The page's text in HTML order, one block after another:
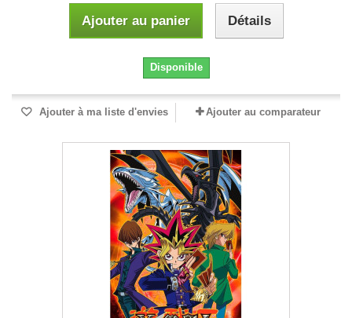
Ajouter au panier Détails
Disponible
Ajouter à ma liste d'envies Ajouter au comparateur